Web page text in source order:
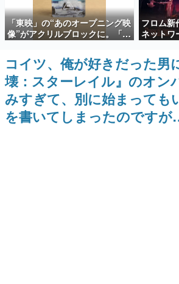
殿堂入り記事
SNS拡散数が数千以上！ ページ
ど。多くの人々に読まれた、電フ
事をまとめました。
ゲームの企画書
名作ゲームクリエイターの方々
聞きし、ヒットする企画（ゲー
きます。
赫本
この物語を解いてはいけない。『
「東映」の“あのオープニング映
像”がアクリルブロックに。「東
映ヒストリカル グッズコレクシ
ョン」が8月下旬より発売
フロム新
ネットワ
が8月7
トのマ
テスト
コイツ、俺が好きだった男
壊：スターレイル』のオン
みすぎて、別に始まっても
を書いてしまったのです